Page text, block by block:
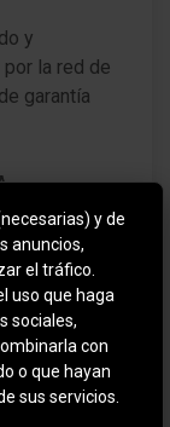
y
por la red de
garantía
o e-mail
en (
en
como
y de
anuncios,
el tráfico.
uso que haga
sociales,
con
o que hayan
sus servicios.